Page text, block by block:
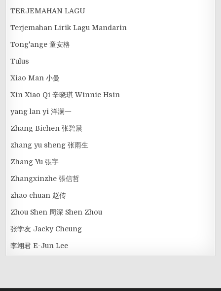
TERJEMAHAN LAGU
Terjemahan Lirik Lagu Mandarin
Tong'ange 童安格
Tulus
Xiao Man 小曼
Xin Xiao Qi 辛晓琪 Winnie Hsin
yang lan yi 洋澜一
Zhang Bichen 张碧晨
zhang yu sheng 张雨生
Zhang Yu 張宇
Zhangxinzhe 張信哲
zhao chuan 赵传
Zhou Shen 周深 Shen Zhou
张学友 Jacky Cheung
李翊君 E-Jun Lee